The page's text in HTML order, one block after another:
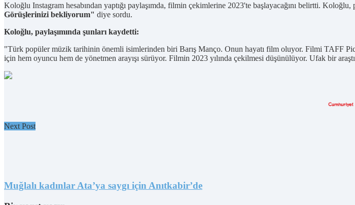
Koloğlu Instagram hesabından yaptığı paylaşımda, filmin çekimlerine 2023'te başlayacağını belirtti. Koloğlu,
Görüşlerinizi bekliyorum" diye sordu.
Koloğlu, paylaşımında şunları kaydetti:
"Türk popüler müzik tarihinin önemli isimlerinden biri Barış Manço. Onun hayatı film oluyor. Filmi TAFF
için hem oyuncu hem de yönetmen arayışı sürüyor. Filmin 2023 yılında çekilmesi düşünülüyor. Ufak bir
Next Post
Muğlalı kadınlar Ata’ya saygı için Anıtkabir’de